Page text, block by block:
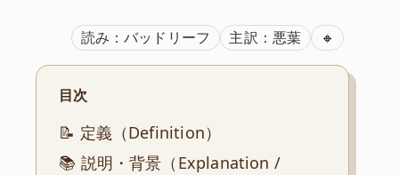
読み：バッドリーフ 主訳：悪葉 🔸 ISO準拠
目次
📝 定義（Definition）
📚 説明・背景（Explanation /